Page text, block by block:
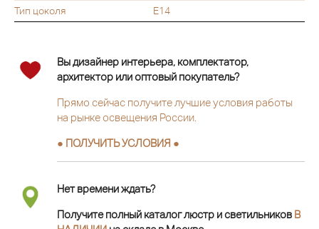
Тип цоколя
Е14
Вы дизайнер интерьера, комплектатор,
архитектор или оптовый покупатель?
Прямо сейчас получите лучшие условия работы
на рынке освещения России.
● ПОЛУЧИТЬ УСЛОВИЯ ●
Нет времени ждать?
Получите полный каталог люстр и светильников В